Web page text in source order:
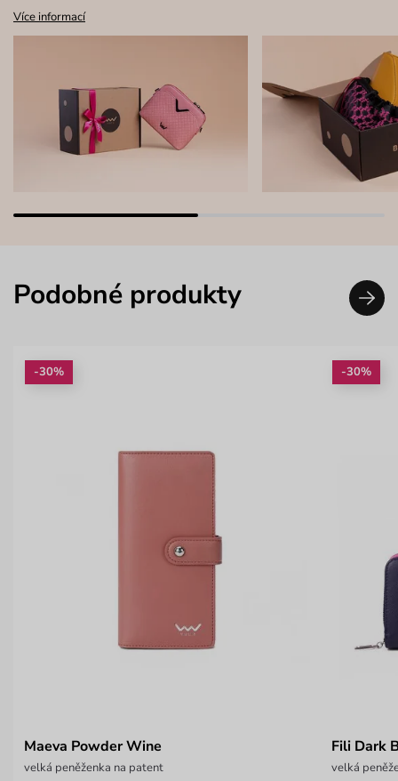
Více informací
Podobné produkty
-30%
Maeva Powder Wine
velká peněženka na patent
-30%
Fili Dark
velká